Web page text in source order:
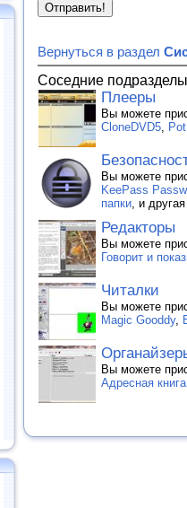
Вернуться в раздел
Соседние
Плееры
Вы можете
CloneDVD5
Вы можете
KeePass
папки , и другая
Редакторы
Вы можете
Говорит и
Читалки
Вы можете
Magic Gooddy,
Вы можете
Адресная